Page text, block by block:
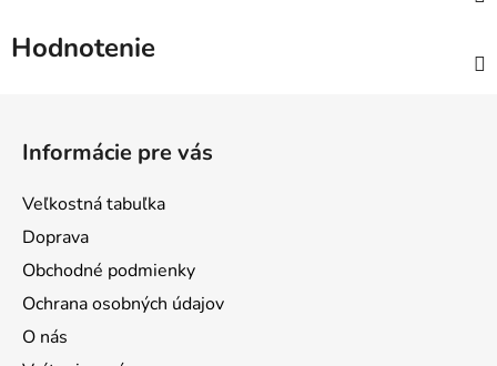
Hodnotenie
Informácie pre vás
Veľkostná tabuľka
Doprava
Obchodné podmienky
Ochrana osobných údajov
O nás